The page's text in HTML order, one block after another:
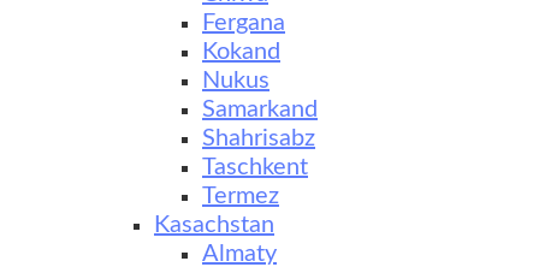
Fergana
Kokand
Nukus
Samarkand
Shahrisabz
Taschkent
Termez
Kasachstan
Almaty